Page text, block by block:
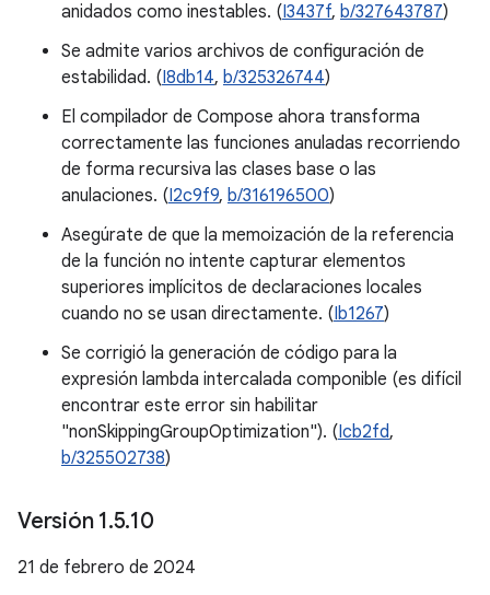
anidados como inestables. (I3437f, b/327643787)
Se admite varios archivos de configuración de
estabilidad. (I8db14, b/325326744)
El compilador de Compose ahora transforma
correctamente las funciones anuladas recorriendo
de forma recursiva las clases base o las
anulaciones. (I2c9f9, b/316196500)
Asegúrate de que la memoización de la referencia
de la función no intente capturar elementos
superiores implícitos de declaraciones locales
cuando no se usan directamente. (Ib1267)
Se corrigió la generación de código para la
expresión lambda intercalada componible (es difícil
encontrar este error sin habilitar
"nonSkippingGroupOptimization"). (Icb2fd,
b/325502738)
Versión 1.5.10
21 de febrero de 2024